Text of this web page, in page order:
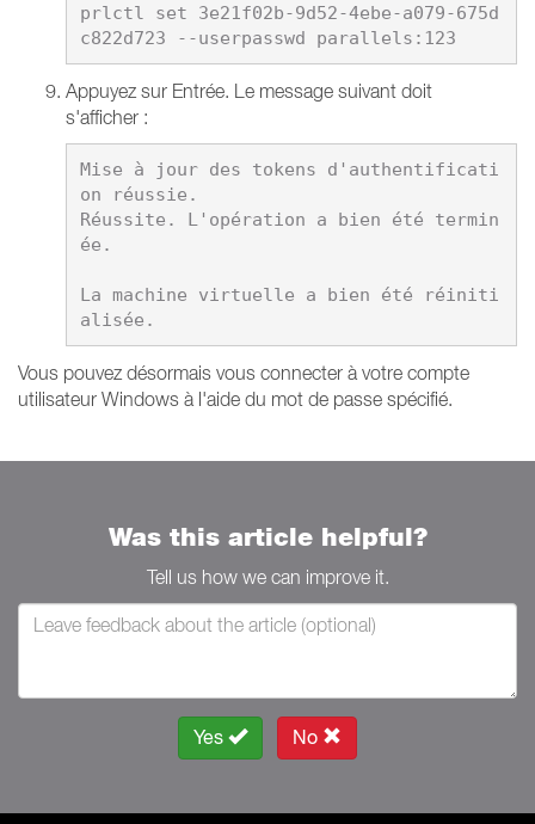
prlctl set 3e21f02b-9d52-4ebe-a079-675d
Appuyez sur Entrée. Le message suivant doit
s'afficher :
Mise à jour des tokens d'authentificati
on réussie.
Réussite. L'opération a bien été termin
ée.
La machine virtuelle a bien été réiniti
Vous pouvez désormais vous connecter à votre compte
utilisateur Windows à l'aide du mot de passe spécifié.
Was this article helpful?
Tell us how we can improve it.
Yes No